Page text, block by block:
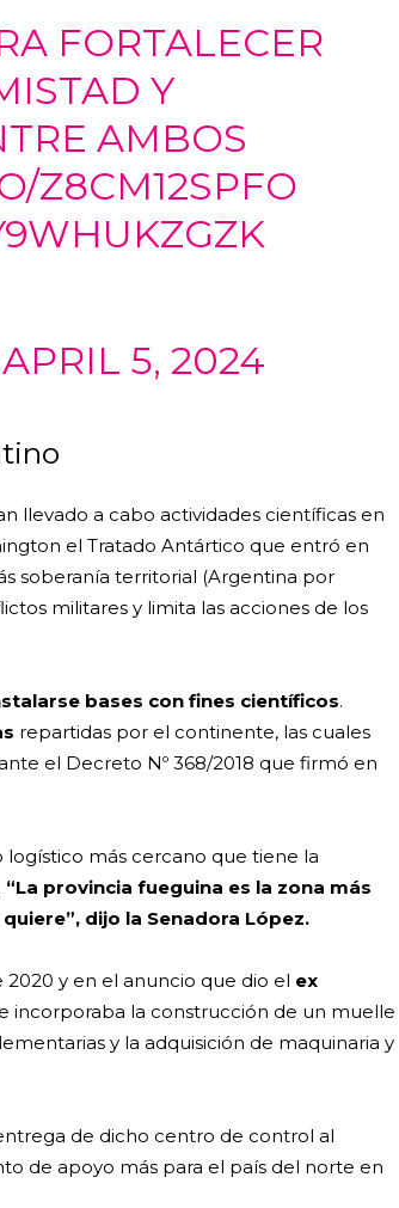
FORTALECER
Y
AMBOS
Z8CM12SPFO
APRIL 5, 2024
llevado a cabo actividades científicas en
el Tratado Antártico que entró en
soberanía territorial (Argentina por
militares y limita las acciones de los
bases con fines científicos.
repartidas por el continente, las cuales
el Decreto Nº 368/2018 que firmó en
logístico más cercano que tiene la
“La provincia fueguina es la zona más
dijo la Senadora López.
y en el anuncio que dio el ex
incorporaba la construcción de un muelle
y la adquisición de maquinaria y
de dicho centro de control al
de apoyo más para el país del norte en